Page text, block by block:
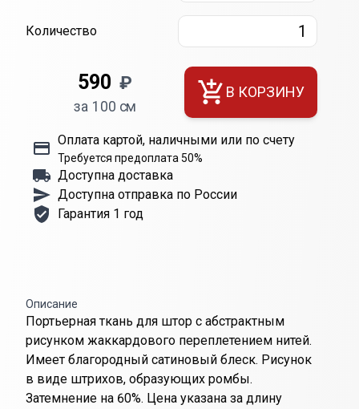
Количество
590 ₽
за 100 см
В КОРЗИНУ
Оплата картой, наличными или по счету
Требуется предоплата 50%
Доступна доставка
Доступна отправка по России
Гарантия 1 год
Описание
Портьерная ткань для штор с абстрактным
рисунком жаккардового переплетением нитей.
Имеет благородный сатиновый блеск. Рисунок
в виде штрихов, образующих ромбы.
Затемнение на 60%. Цена указана за длину